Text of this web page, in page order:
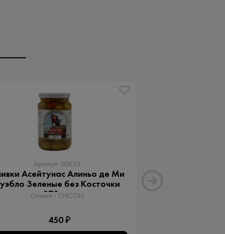
Артикул: 00833
Асейтунас Алиньо де Ми
Зеленые без Косточки
370 мл
Оливки - CHICON
450 ₽